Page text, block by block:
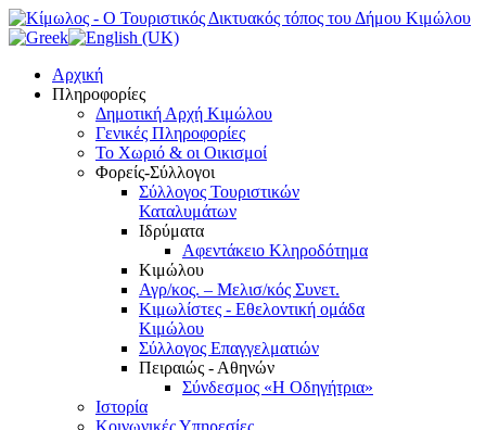
Αρχική
Πληροφορίες
Δημοτική Αρχή Κιμώλου
Γενικές Πληροφορίες
Το Xωριό & οι Οικισμοί
Φορείς-Σύλλογοι
Σύλλογος Τουριστικών
Καταλυμάτων
Ιδρύματα
Αφεντάκειο Κληροδότημα
Κιμώλου
Αγρ/κος. – Μελισ/κός Συνετ.
Κιμωλίστες - Εθελοντική ομάδα
Κιμώλου
Σύλλογος Επαγγελματιών
Πειραιώς - Αθηνών
Σύνδεσμος «Η Οδηγήτρια»
Ιστορία
Κοινωνικές Υπηρεσίες